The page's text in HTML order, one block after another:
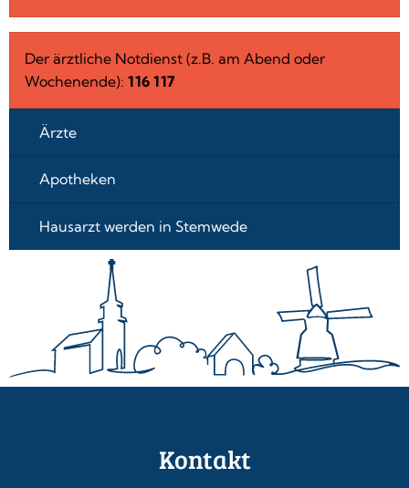
Der ärztliche Notdienst (z.B. am Abend oder
Wochenende): 116 117
Ärzte
Apotheken
Hausarzt werden in Stemwede
Kontakt